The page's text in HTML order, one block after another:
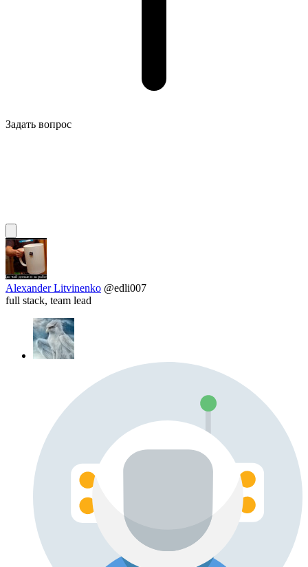
Задать вопрос
Alexander Litvinenko @edli007
full stack, team lead